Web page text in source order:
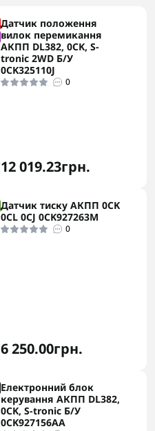
Датчик положення
вилок перемикання
АКПП DL382, 0CK, S-
tronic 2WD Б/У
0CK325110J
0
12 019.23грн.
Датчик тиску АКПП 0CK
0CL 0CJ 0CK927263M
0
6 250.00грн.
Електронний блок
керування АКПП DL382,
0CK, S-tronic Б/У
0CK927156AA